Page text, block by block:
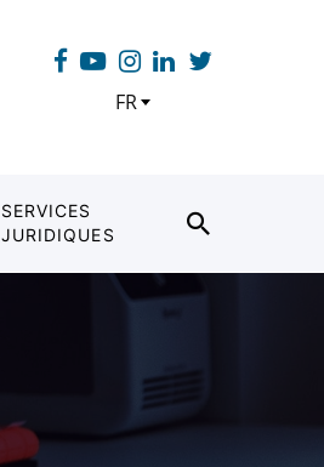
FR
SERVICES
JURIDIQUES